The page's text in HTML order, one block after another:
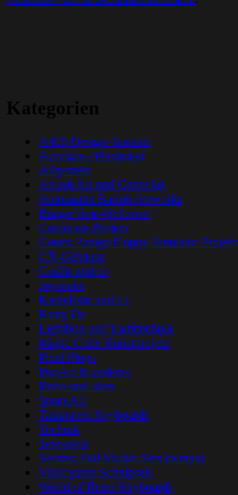
Kategorien
A400 Design-Tastatur
Acrylglas (Plexiglas)
Allgemein
ArcadeArt und GameArt
Automaten Bartop Artworks
BurgerTime-Hellomat
Colorcase-Project
Cortex Amiga Floppy Emulator Projekt
CX-Gehäuse
Grafik und co
Joysticks
Klebefolie und co
Kung Fu
Lightbox und Lichttechnik
Magic Cube Kunstprojekt
Pixel Plops
PopArt & anderes
Retro und altes
SpaceArt
Tastaturen Keyboards
Technik
Telespiele
Vectrex Full Sticker Sets (wraps)
Videogame Schnipsels
World of Retro Keyboards